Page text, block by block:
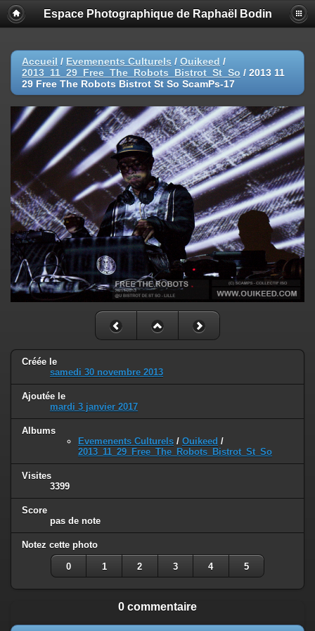
Espace Photographique de Raphaël Bodin
Accueil / Evemenents Culturels / Ouikeed /
2013_11_29_Free_The_Robots_Bistrot_St_So / 2013 11
29 Free The Robots Bistrot St So ScamPs-17
Créée le
samedi 30 novembre 2013
Ajoutée le
mardi 3 janvier 2017
Albums
Evemenents Culturels / Ouikeed /
2013_11_29_Free_The_Robots_Bistrot_St_So
Visites
3399
Score
pas de note
Notez cette photo
0 1 2 3 4 5
0 commentaire